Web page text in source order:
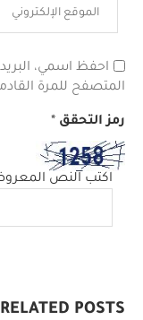
احفظ اسمي، البريد
المتصفح للمرة
رمز التحقق *
اكتب النص
RELATED POSTS